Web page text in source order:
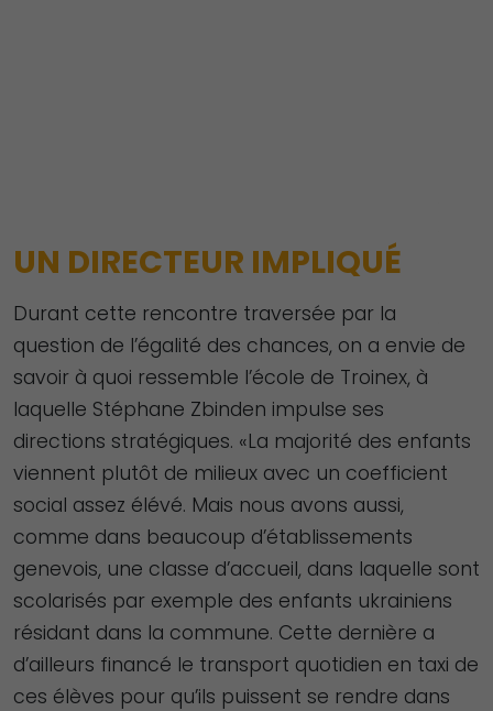
UN DIRECTEUR IMPLIQUÉ
Durant cette rencontre traversée par la
question de l’égalité des chances, on a envie de
savoir à quoi ressemble l’école de Troinex, à
laquelle Stéphane Zbinden impulse ses
directions stratégiques. «La majorité des enfants
viennent plutôt de milieux avec un coefficient
social assez élévé. Mais nous avons aussi,
comme dans beaucoup d’établissements
genevois, une classe d’accueil, dans laquelle sont
scolarisés par exemple des enfants ukrainiens
résidant dans la commune. Cette dernière a
d’ailleurs financé le transport quotidien en taxi de
ces élèves pour qu’ils puissent se rendre dans